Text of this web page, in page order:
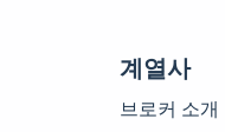
계열사
브로커 소개